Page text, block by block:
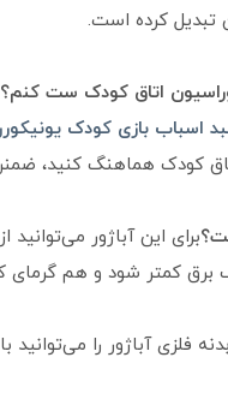
تبدیل کرده است.
اسباب بازی کودک
کودک هماهنگ کنید،
بدنه فلزی آباژور را